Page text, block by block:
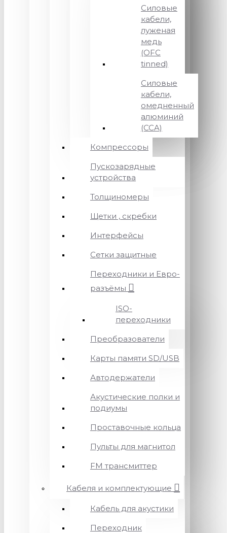
Силовые
кабели,
луженая
медь
(OFC
tinned)
Силовые
кабели,
омедненный
алюминий
(CCA)
Компрессоры
Пускозарядные
устройства
Толщиномеры
Щетки , скребки
Интерфейсы
Сетки защитные
Переходники и Евро-
разъёмы
ISO-
переходники
Преобразователи
Карты памяти SD/USB
Автодержатели
Акустические полки и
подиумы
Проставочные кольца
Пульты для магнитол
FM трансмиттер
Кабеля и комплектующие
Кабель для акустики
Переходник